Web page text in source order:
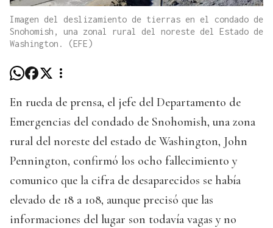
Imagen del deslizamiento de tierras en el condado de
Snohomish, una zonal rural del noreste del Estado de
Washington. (EFE)
En rueda de prensa, el jefe del Departamento de
Emergencias del condado de Snohomish, una zona
rural del noreste del estado de Washington, John
Pennington, confirmó los ocho fallecimiento y
comunico que la cifra de desaparecidos se había
elevado de 18 a 108, aunque precisó que las
informaciones del lugar son todavía vagas y no